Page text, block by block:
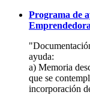
Programa de
ayuda:
a) Memoria
que se
incorporación